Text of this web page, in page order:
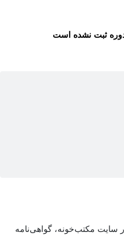
بر افزودن نیرو تمرکز دارند،
مانع از کارایی و
به حذف این موانع توجه
دوره ثبت نشده است
سایت مکتب‌خونه، گواهی‌نامه